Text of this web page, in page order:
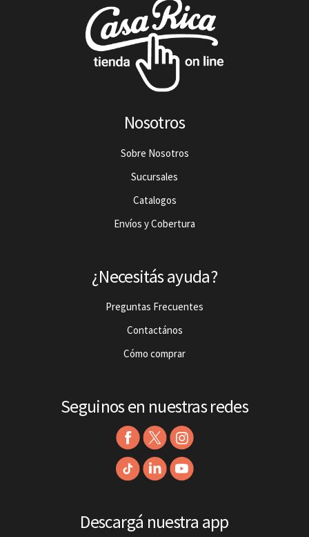
Nosotros
Sobre Nosotros
Sucursales
Catalogos
Envíos y Cobertura
¿Necesitás ayuda?
Preguntas Frecuentes
Contactános
Cómo comprar
Seguinos en nuestras redes
Descargá nuestra app